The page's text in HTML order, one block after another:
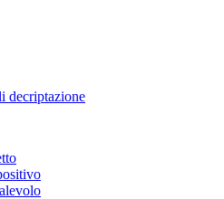
decriptazione